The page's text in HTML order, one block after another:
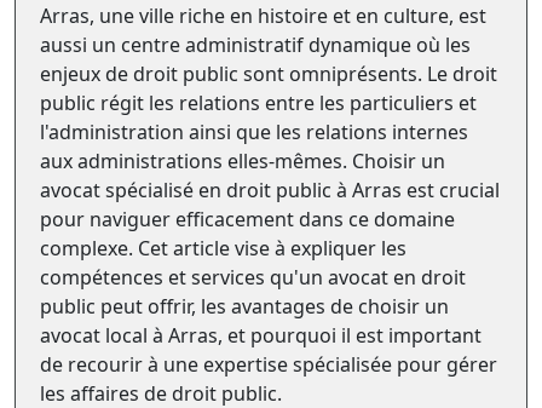
Arras, une ville riche en histoire et en culture, est
aussi un centre administratif dynamique où les
enjeux de droit public sont omniprésents. Le droit
public régit les relations entre les particuliers et
l'administration ainsi que les relations internes
aux administrations elles-mêmes. Choisir un
avocat spécialisé en droit public à Arras est crucial
pour naviguer efficacement dans ce domaine
complexe. Cet article vise à expliquer les
compétences et services qu'un avocat en droit
public peut offrir, les avantages de choisir un
avocat local à Arras, et pourquoi il est important
de recourir à une expertise spécialisée pour gérer
les affaires de droit public.